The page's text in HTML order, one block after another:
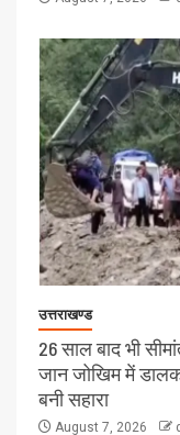
उत्तराखण्ड
26 साल बाद भी
जान जोखिम में
बनी सहारा
August 7, 2026